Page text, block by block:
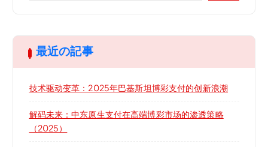
最近の記事
技术驱动变革：2025年巴基斯坦博彩支付的创新浪潮
解码未来：中东原生支付在高端博彩市场的渗透策略
（2025）